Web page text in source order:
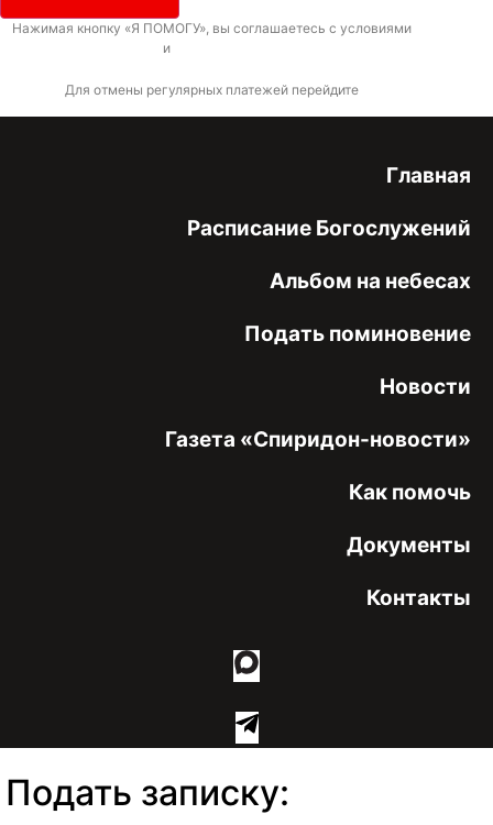
Нажимая кнопку «Я ПОМОГУ», вы соглашаетесь с условиями
и
Для отмены регулярных платежей перейдите
Главная
Расписание Богослужений
Альбом на небесах
Подать поминовение
Новости
Газета «Спиридон-новости»
Как помочь
Документы
Контакты
Подать записку: